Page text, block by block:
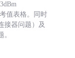
值表格。同时
接器问题）及